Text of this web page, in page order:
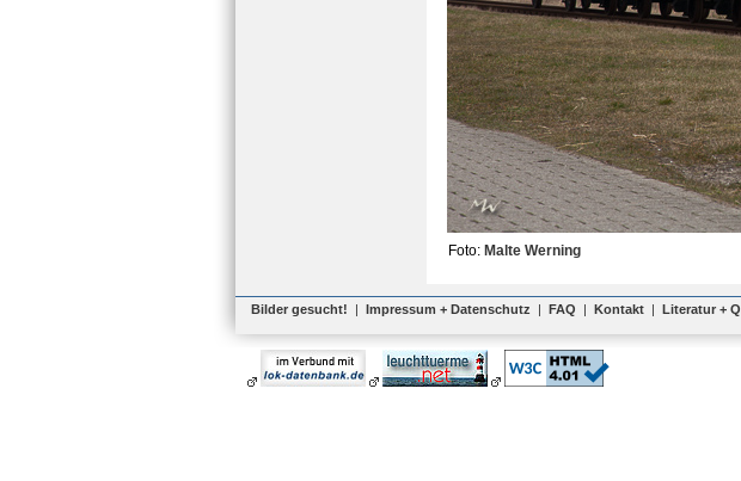
Foto: Malte Werning
Bilder gesucht! | Impressum + Datenschutz | FAQ | Kontakt | Literatur +